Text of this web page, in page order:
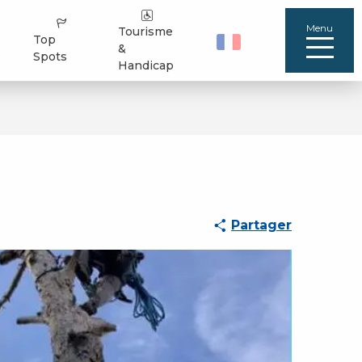
Top
Spots
Tourisme
&
Handicap
Menu
Partager